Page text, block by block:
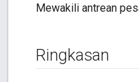
Mewakili antrean
Ringkasan